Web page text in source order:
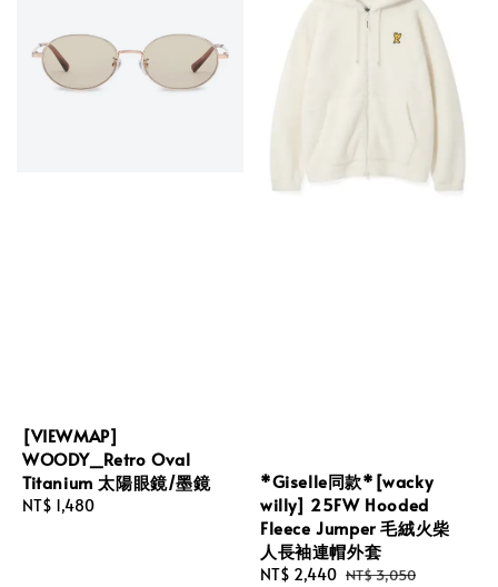
[VIEWMAP]
WOODY_Retro Oval
Titanium 太陽眼鏡/墨鏡
Regular
NT$ 1,480
*Giselle同款*[wacky
willy] 25FW Hooded
Fleece Jumper 毛絨火柴
人長袖連帽外套
Sale
NT$ 2,440 Regular
NT$ 3,050